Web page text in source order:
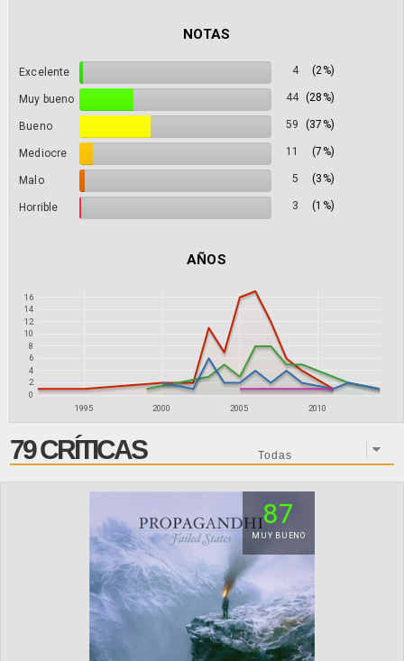
NOTAS
Excelente 4 (2%)
Muy bueno 44 (28%)
Bueno 59 (37%)
Mediocre 11 (7%)
Malo 5 (3%)
Horrible 3 (1%)
AÑOS
1995 2000 2005 2010
0
2
4
6
8
10
12
14
16
79 CRÍTICAS
87
MUY BUENO